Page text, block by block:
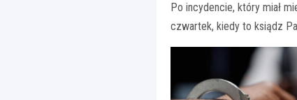
Po incydencie, który miał
czwartek, kiedy to ksiądz